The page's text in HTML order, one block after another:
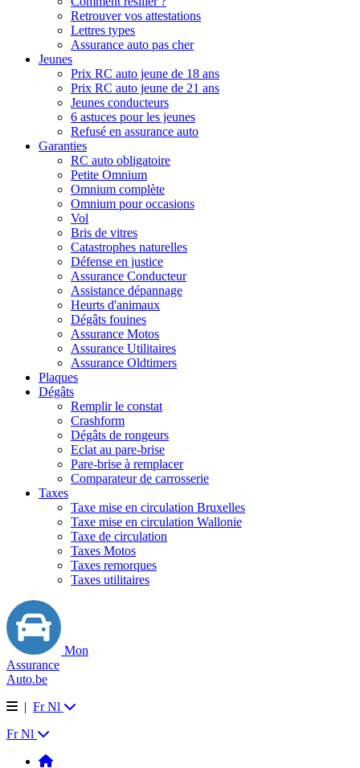
Retrouver vos attestations
Lettres types
Assurance auto pas cher
Jeunes
Prix RC auto jeune de 18 ans
Prix RC auto jeune de 21 ans
Jeunes conducteurs
6 astuces pour les jeunes
Refusé en assurance auto
Garanties
RC auto obligatoire
Petite Omnium
Omnium complète
Omnium pour occasions
Vol
Bris de vitres
Catastrophes naturelles
Défense en justice
Assurance Conducteur
Assistance dépannage
Heurts d'animaux
Dégâts fouines
Assurance Motos
Assurance Utilitaires
Assurance Oldtimers
Plaques
Dégâts
Remplir le constat
Crashform
Dégâts de rongeurs
Eclat au pare-brise
Pare-brise à remplacer
Comparateur de carrosserie
Taxes
Taxe mise en circulation Bruxelles
Taxe mise en circulation Wallonie
Taxe de circulation
Taxes Motos
Taxes remorques
Taxes utilitaires
Mon
Assurance
Auto.be
| Fr Nl
Fr Nl